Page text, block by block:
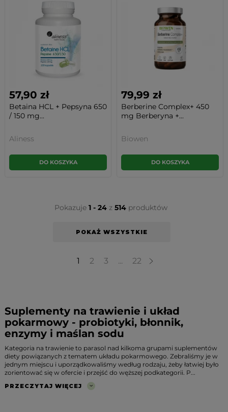
57,90 zł
Betaina HCL + Pepsyna 650
/ 150 mg...
Aliness
DO KOSZYKA
79,99 zł
Berberine Complex+ 450
mg Berberyna +...
Biowen
DO KOSZYKA
Pokazuje 1 - 24z 514produktów
POKAŻ WSZYSTKIE
1 2 3 ... 22
Suplementy na trawienie i układ
pokarmowy - probiotyki, błonnik,
enzymy i maślan sodu
Kategoria na trawienie to parasol nad kilkoma grupami suplementów
diety powiązanych z tematem układu pokarmowego. Zebraliśmy je w
jednym miejscu i uporządkowaliśmy według rodzaju, żeby łatwiej było
zorientować się w ofercie i przejść do węższej podkategorii. P...
PRZECZYTAJ WIĘCEJ